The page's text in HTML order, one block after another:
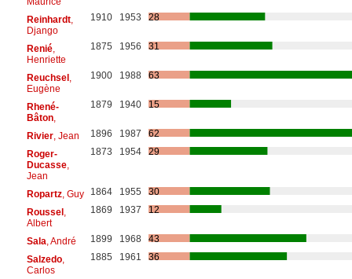
Reinhardt,
Django
1910 1953 28
Renié,
Henriette
1875 1956 31
Reuchsel,
Eugène
1900 1988 63
Rhené-
Bâton,
1879 1940 15
Rivier, Jean 1896 1987
62
Roger-
Ducasse,
Jean
1873 1954 29
Ropartz, Guy 1864 1955
30
Roussel,
Albert
1869 1937 12
Sala , André 1899 1968
43
Salzedo,
Carlos
1885 1961 36